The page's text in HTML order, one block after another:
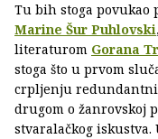
Tu bih stoga povukao
Marine Šur Puhlovski
literaturom Gorana
stoga što u prvom
crpljenju
drugom o žanrovskoj
stvaralačkog